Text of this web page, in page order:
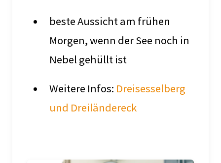
beste Aussicht am frühen
Morgen, wenn der See noch in
Nebel gehüllt ist
Weitere Infos: Dreisesselberg
und Dreiländereck